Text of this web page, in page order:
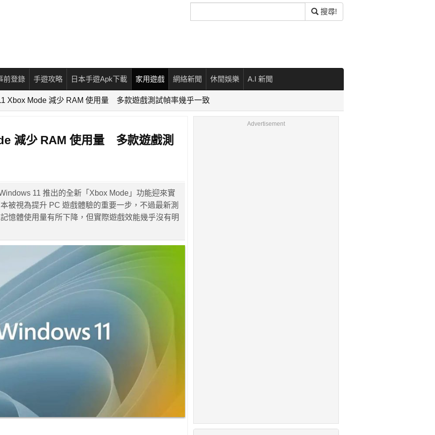
尋
搜尋!
前登錄 手遊攻略 日本手遊Apk下載 家用遊戲 網絡新聞 休閒娛樂 A.I 新聞
Xbox Mode 減少 RAM 使用量 多款遊戲測試幀率幾乎一致
減少 RAM 使用量 多款遊戲測
11 推出的全新「Xbox Mode」功能迎來實
被視為提升 PC 遊戲體驗的重要一步，不過最新測
憶體使用量有所下降，但實際遊戲效能幾乎沒有明
Advertisement